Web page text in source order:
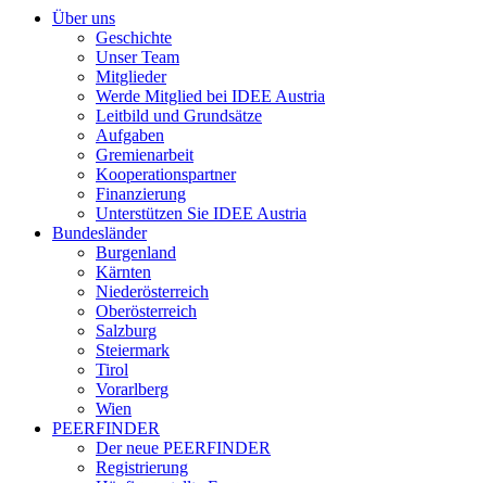
Über uns
Geschichte
Unser Team
Mitglieder
Werde Mitglied bei IDEE Austria
Leitbild und Grundsätze
Aufgaben
Gremienarbeit
Kooperationspartner
Finanzierung
Unterstützen Sie IDEE Austria
Bundesländer
Burgenland
Kärnten
Niederösterreich
Oberösterreich
Salzburg
Steiermark
Tirol
Vorarlberg
Wien
PEERFINDER
Der neue PEERFINDER
Registrierung